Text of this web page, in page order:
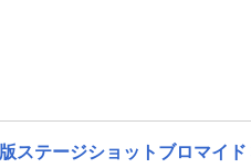
ステージショットブロマイ